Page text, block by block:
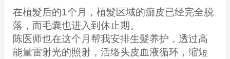
在植髮后的1个月，植髮区域的痂皮已经完全脱
落，而毛囊也进入到休止期。
陈医师也在这个月帮我安排生髮养护，透过高
能量雷射光的照射，活络头皮血液循环，缩短